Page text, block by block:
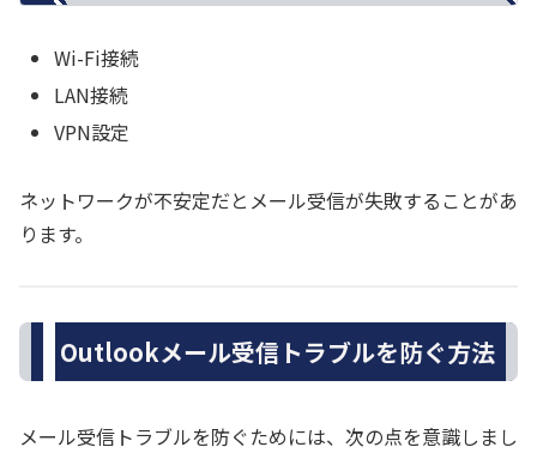
Wi-Fi接続
LAN接続
VPN設定
ネットワークが不安定だとメール受信が失敗することがあ
ります。
Outlookメール受信トラブルを防ぐ方法
メール受信トラブルを防ぐためには、次の点を意識しまし